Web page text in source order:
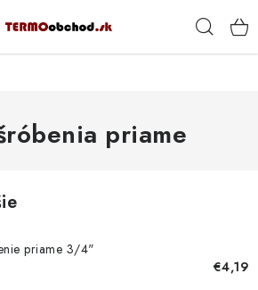
priame
priame 3/4"
€4,19